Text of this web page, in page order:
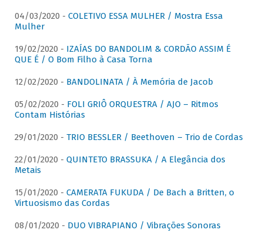
04/03/2020 - COLETIVO ESSA MULHER / Mostra Essa
Mulher
19/02/2020 - IZAÍAS DO BANDOLIM & CORDÃO ASSIM É
QUE É / O Bom Filho à Casa Torna
12/02/2020 - BANDOLINATA / À Memória de Jacob
05/02/2020 - FOLI GRIÔ ORQUESTRA / AJO – Ritmos
Contam Histórias
29/01/2020 - TRIO BESSLER / Beethoven – Trio de Cordas
22/01/2020 - QUINTETO BRASSUKA / A Elegância dos
Metais
15/01/2020 - CAMERATA FUKUDA / De Bach a Britten, o
Virtuosismo das Cordas
08/01/2020 - DUO VIBRAPIANO / Vibrações Sonoras